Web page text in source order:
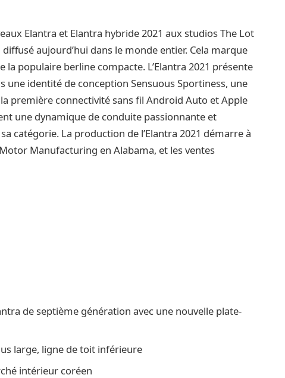
Elantra et Elantra hybride 2021 aux studios The Lot
aujourd’hui dans le monde entier. Cela marque
populaire berline compacte. L’Elantra 2021 présente
identité de conception Sensuous Sportiness, une
première connectivité sans fil Android Auto et Apple
une dynamique de conduite passionnante et
catégorie. La production de l’Elantra 2021 démarre à
Manufacturing en Alabama, et les ventes
de septième génération avec une nouvelle plate-
large, ligne de toit inférieure
intérieur coréen